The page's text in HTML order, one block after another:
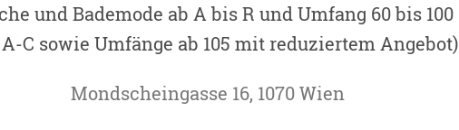
und Bademode ab A bis R und Umfang 60 bis 100
A-C sowie Umfänge ab 105 mit reduziertem Angebot)
Mondscheingasse 16, 1070 Wien